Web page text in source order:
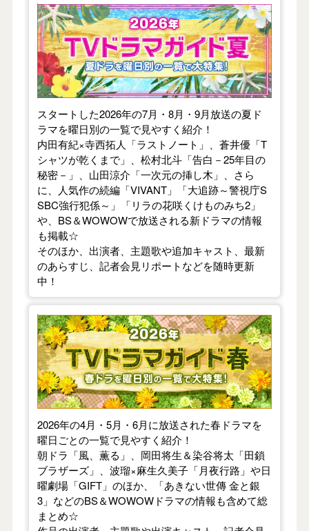
【2026年夏】TVドラマガイド
スタートした2026年の7月・8月・9月放送の夏ド
ラマを曜日別の一覧で見やすく紹介！
内田有紀×寺西拓人「ラストノート」、蒼井優「T
シャツが乾くまで」、松村北斗「告白－25年目の
秘密－」、山田涼介「一次元の挿し木」、さら
に、人気作の続編「VIVANT」「大追跡～警視庁S
SBC強行犯係～」「リラの花咲くけものみち2」
や、BS＆WOWOWで放送される新ドラマの情報
も掲載☆
そのほか、出演者、主題歌や追加キャスト、最新
のあらすじ、記者会見リポートなどを随時更新
中！
【2026年春】TVドラマガイド
2026年の4月・5月・6月に放送された春ドラマを
曜日ごとの一覧で見やすく紹介！
朝ドラ「風、薫る」、岡田将生＆染谷将太「田鎖
ブラザーズ」、波瑠×麻生久美子「月夜行路」や日
曜劇場「GIFT」のほか、「あきない世傳 金と銀
3」などのBS＆WOWOWドラマの情報も含めて総
まとめ☆